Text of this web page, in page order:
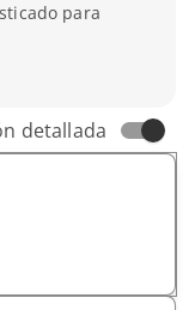
para
detallada